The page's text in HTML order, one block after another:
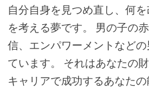
自分自身を見つめ直し、何
を考える夢です。 男の子の
信、エンパワーメントなど
ています。 それはあなたの
キャリアで成功するあなたの